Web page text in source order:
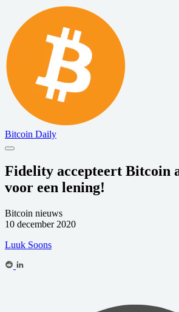
Bitcoin Daily
Fidelity accepteert Bitcoin
voor een lening!
Bitcoin nieuws
10 december 2020
Luuk Soons